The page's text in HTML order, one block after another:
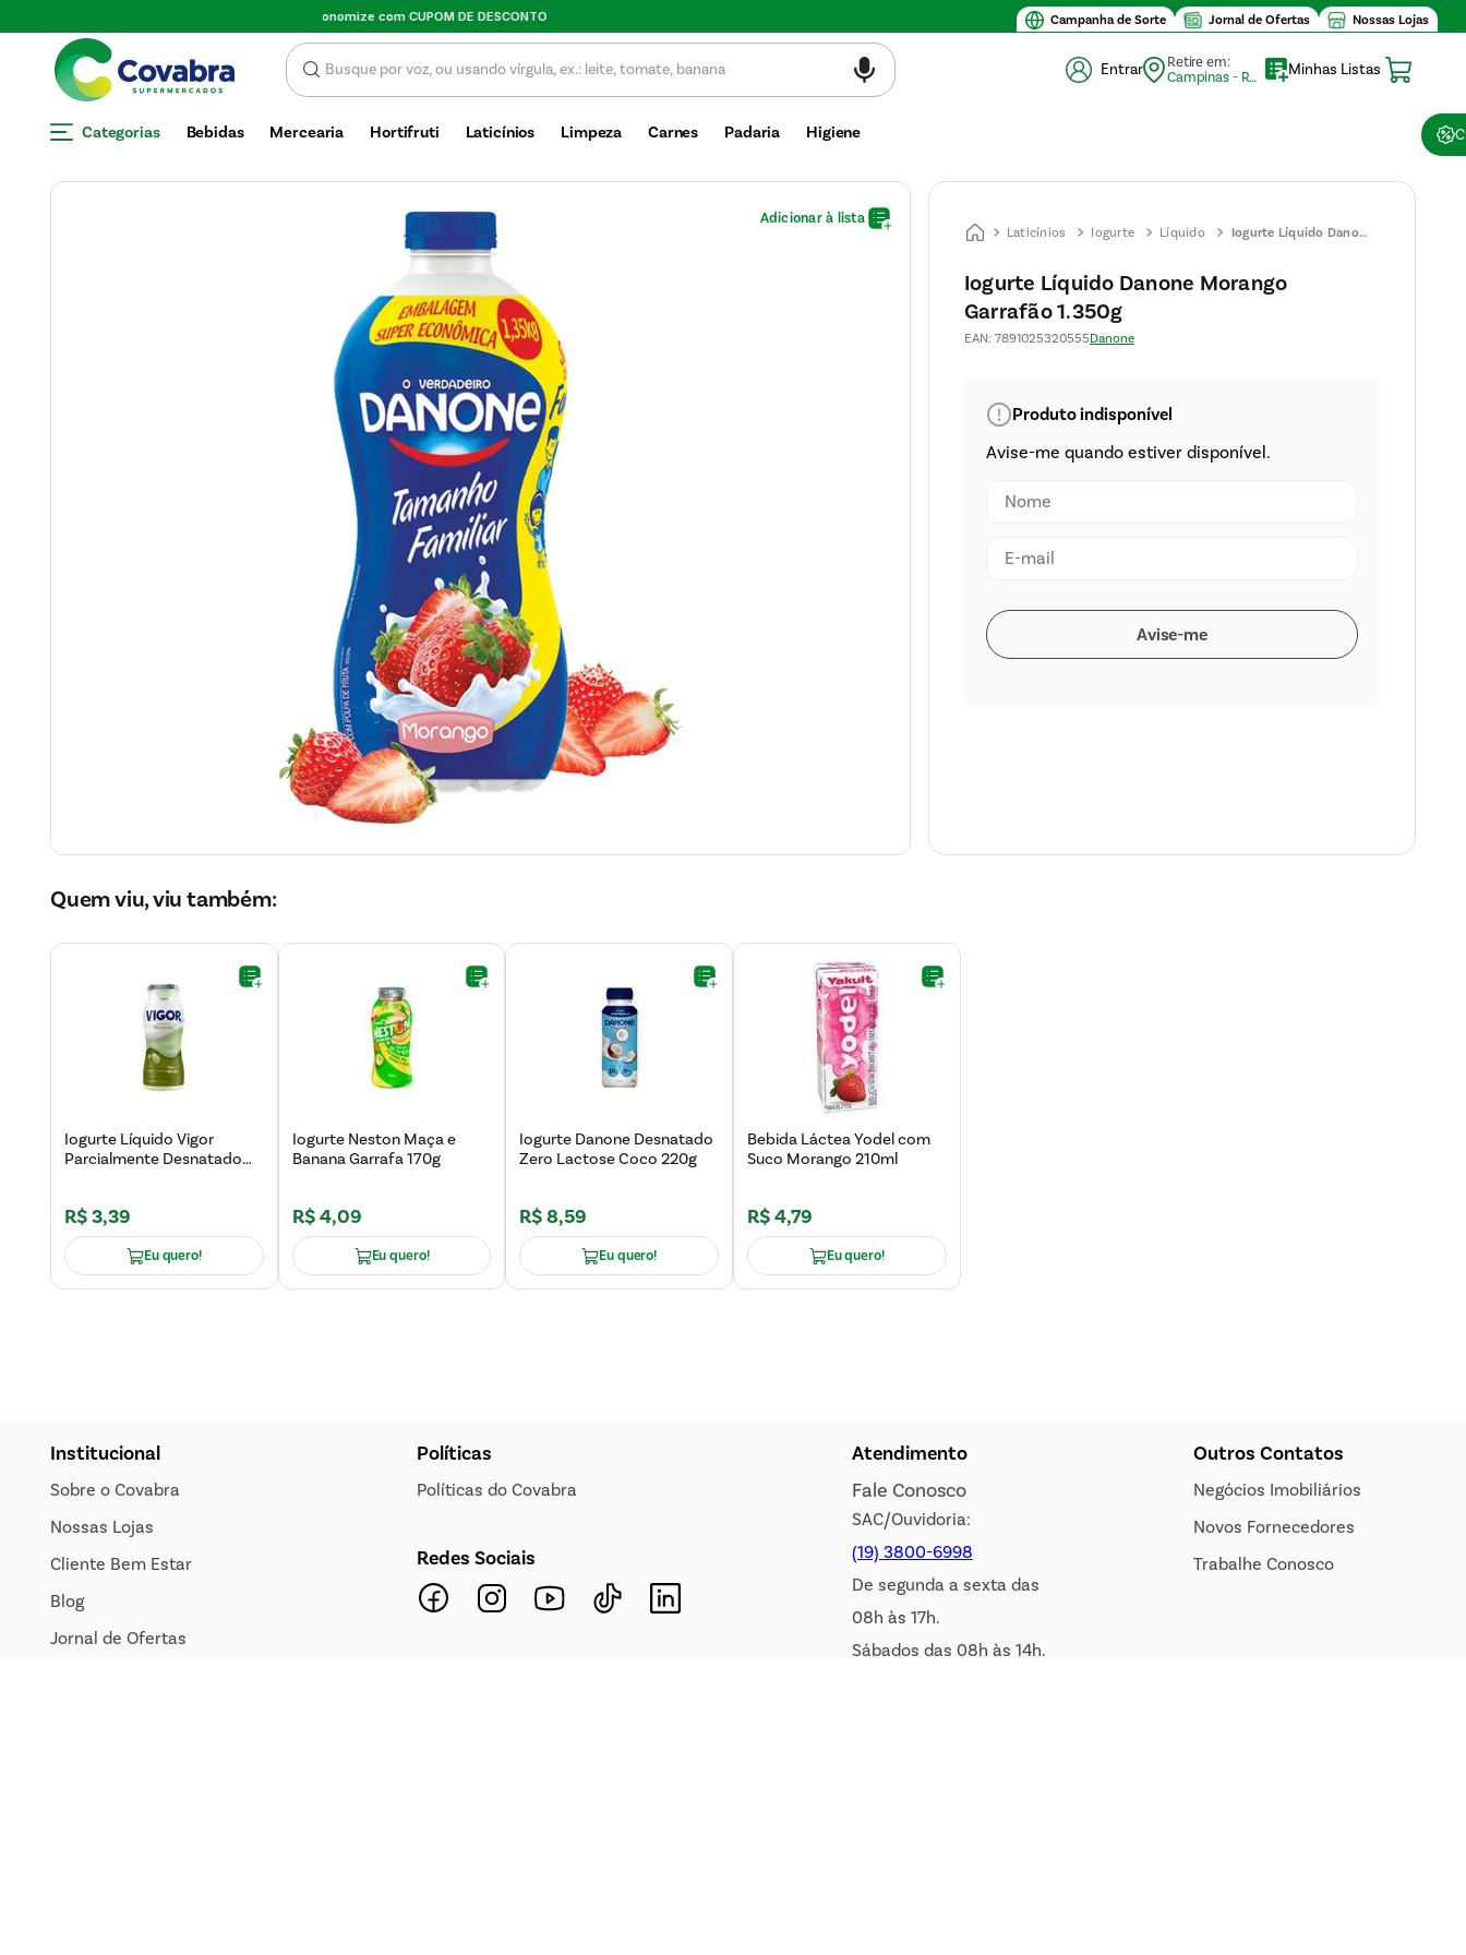
Campanha de Sorte Jornal de Ofertas Nossas Lojas
Entrar
Retire em:
Campinas - Retirada (10)
Minhas Listas
Categorias Bebidas Mercearia Hortifruti Laticínios Limpeza Carnes Padaria Higiene
Laticínios Iogurte Líquido
Iogurte Líquido Danone
1.350g
Iogurte Líquido Danone Morango
Garrafão 1.350g
EAN: 7891025320555Danone
Quem viu, viu também:
Iogurte Líquido Vigor
Parcialmente Desnatado
R$3,39
Eu quero!
Iogurte Neston Maça e
Banana Garrafa 170g
R$4,09
Eu quero!
Iogurte Danone Desnatado
Zero Lactose Coco 220g
R$8,59
Eu quero!
Bebida Láctea Yodel com
Suco Morango 210ml
R$4,79
Eu quero!
Institucional
Sobre o Covabra
Nossas Lojas
Cliente Bem Estar
Blog
Jornal de Ofertas
Políticas
Políticas do Covabra
Redes Sociais
Atendimento
Fale Conosco
SAC/Ouvidoria:
(19) 3800-6998
De segunda a sexta das
08h às 17h.
Sábados das 08h às 14h.
Outros Contatos
Negócios Imobiliários
Novos Fornecedores
Trabalhe Conosco